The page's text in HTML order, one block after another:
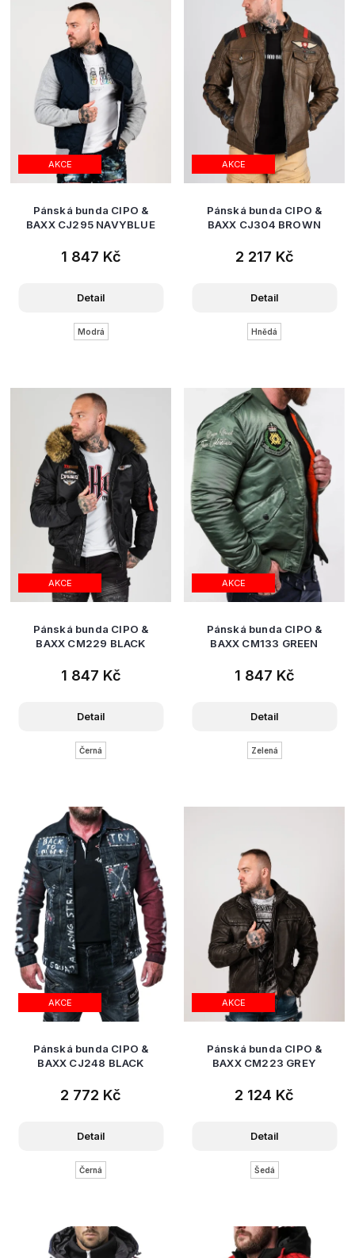
AKCE
Pánská bunda CIPO &
BAXX CJ295 NAVYBLUE
1 847 Kč
Detail
Modrá
AKCE
Pánská bunda CIPO &
BAXX CJ304 BROWN
2 217 Kč
Detail
Hnědá
AKCE
Pánská bunda CIPO &
BAXX CM229 BLACK
1 847 Kč
Detail
Černá
AKCE
Pánská bunda CIPO &
BAXX CM133 GREEN
1 847 Kč
Detail
Zelená
AKCE
Pánská bunda CIPO &
BAXX CJ248 BLACK
2 772 Kč
Detail
Černá
AKCE
Pánská bunda CIPO &
BAXX CM223 GREY
2 124 Kč
Detail
Šedá